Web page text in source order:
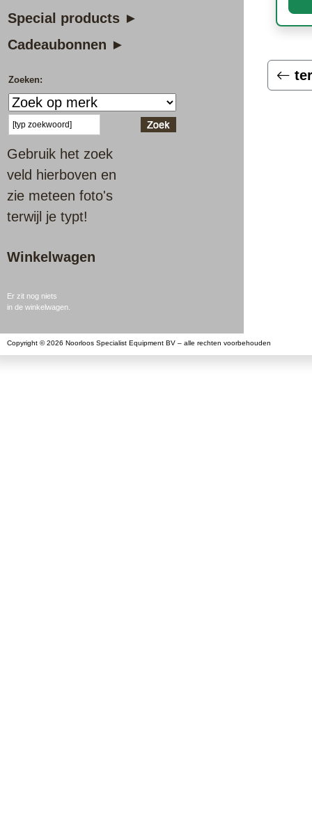
Special products ►
Cadeaubonnen ►
Zoeken:
Gebruik het zoek
veld hierboven en
zie meteen foto's
terwijl je typt!
Winkelwagen
Er zit nog niets
in de winkelwagen.
Copyright © 2026 Noorloos Specialist Equipment BV – alle rechten voorbehouden